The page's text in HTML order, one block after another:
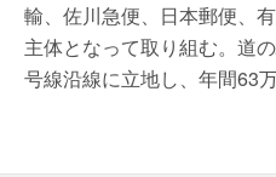
輸、佐川急便、日本郵便、
主体となって取り組む。道
号線沿線に立地し、年間63